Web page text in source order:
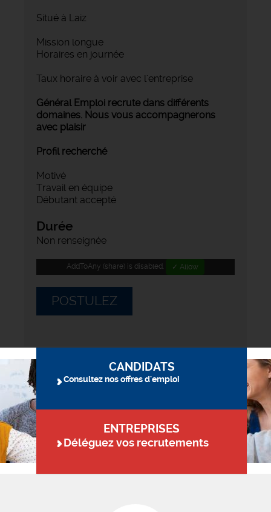
Situé à Laiz
Mission longue
Horaires en journée
Taux horaire à voir avec l'entreprise
Général Emploi recrute dans différents
domaines. Nous vous accompagnerons
avec plaisir
Profil recherché
Motivé
Travail en équipe
Débutant accepté
Durée
Non renseignée
AddToAny (share) is disabled. ✓ Allow
POSTULEZ
CANDIDATS
Consultez nos offres d'emploi
ENTREPRISES
Déléguez vos recrutements